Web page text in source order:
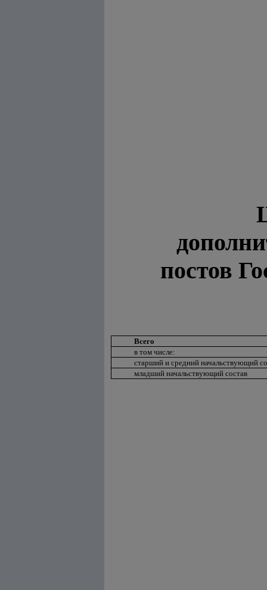
постов
Всего
в том числе:
старший и средний начальствующий
младший начальствующий состав